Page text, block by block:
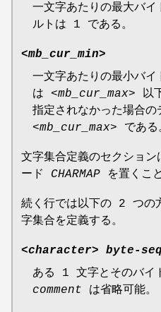
一文字あたりの最大バ
ルトは 1 である。
<mb_cur_min>
一文字あたりの最小バ
は <mb_cur_max> 以
指定されなかった場合の
<mb_cur_max> である
文字集合定義のセクショ
ード CHARMAP を置くこ
続く行では以下の 2 つの
字集合を定義する。
<character> byte-
ある 1 文字とそのバイ
comment は省略可能。